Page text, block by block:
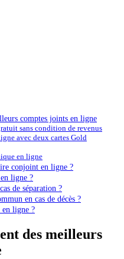
comptes joints en ligne
sans condition de revenus
avec deux cartes Gold
en ligne
conjoint en ligne ?
ligne ?
de séparation ?
en cas de décès ?
ligne ?
des meilleurs